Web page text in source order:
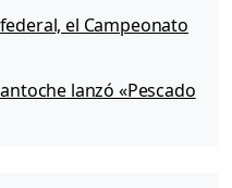
el Campeonato
lanzó «Pescado